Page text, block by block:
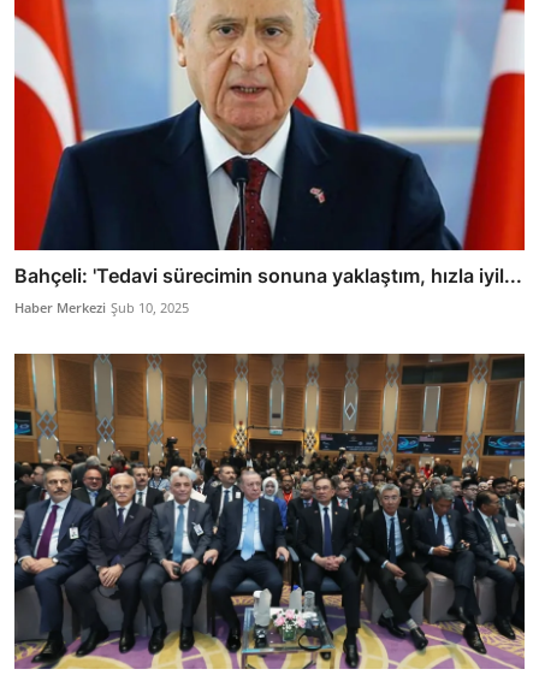
Bahçeli: 'Tedavi sürecimin sonuna yaklaştım, hızla iyil...
Haber Merkezi Şub 10, 2025